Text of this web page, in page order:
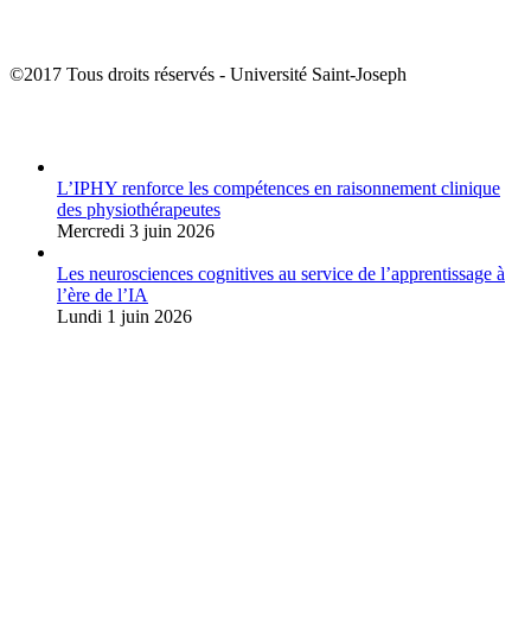
©2017 Tous droits réservés - Université Saint-Joseph
L’IPHY renforce les compétences en raisonnement clinique
des physiothérapeutes
Mercredi 3 juin 2026
Les neurosciences cognitives au service de l’apprentissage à
l’ère de l’IA
Lundi 1 juin 2026